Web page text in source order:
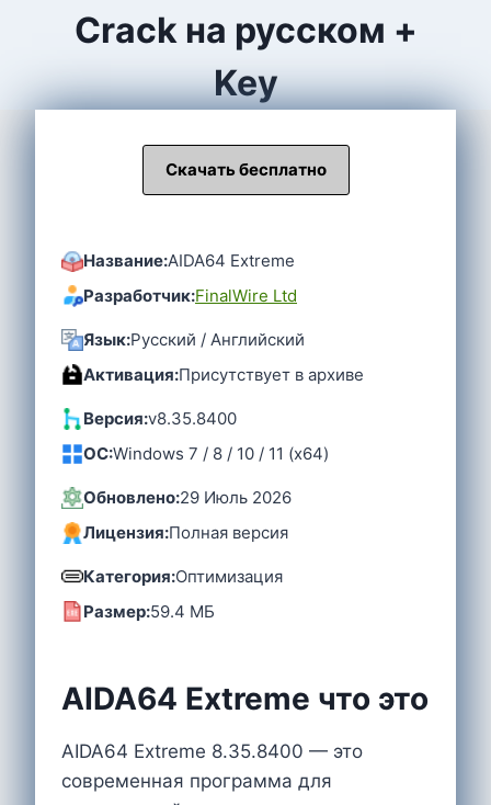
Crack на русском +
Key
Скачать бесплатно
Название:AIDA64 Extreme
Разработчик:FinalWire Ltd
Язык:Русский / Английский
Активация:Присутствует в архиве
Версия:v8.35.8400
OC:Windows 7 / 8 / 10 / 11 (x64)
Обновлено:29 Июль 2026
Лицензия:Полная версия
Категория:Оптимизация
Размер:59.4 MБ
AIDA64 Extreme что это
AIDA64 Extreme 8.35.8400 — это
современная программа для